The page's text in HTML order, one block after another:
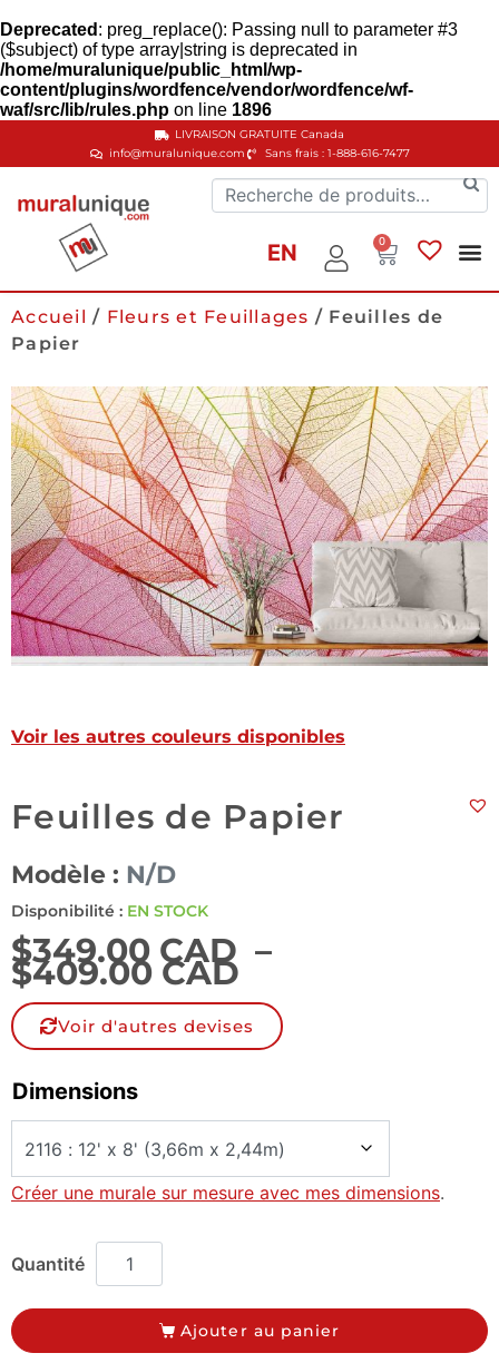
Deprecated : preg_replace(): Passing null to parameter #3
($subject) of type array|string is deprecated in
/home/muralunique/public_html/wp-
content/plugins/wordfence/vendor/wordfence/wf-
waf/src/lib/rules.php on line 1896
info@muralunique.com Sans frais : 1-888-616-7477
LIVRAISON GRATUITE Canada
EN 0
Accueil / Fleurs et Feuillages / Feuilles de
Papier
Voir les autres couleurs disponibles
Feuilles de Papier
Modèle : N/D
Disponibilité : EN STOCK
$349.00 CAD –
$409.00 CAD
Voir d'autres devises
Dimensions
Créer une murale sur mesure avec mes dimensions.
Ajouter au panier